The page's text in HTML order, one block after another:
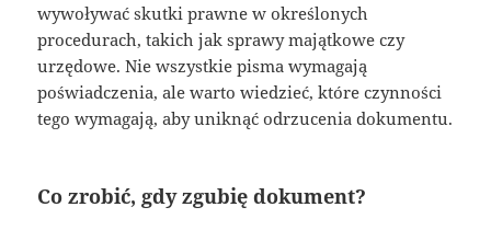
wywoływać skutki prawne w określonych
procedurach, takich jak sprawy majątkowe czy
urzędowe. Nie wszystkie pisma wymagają
poświadczenia, ale warto wiedzieć, które czynności
tego wymagają, aby uniknąć odrzucenia dokumentu.
Co zrobić, gdy zgubię dokument?